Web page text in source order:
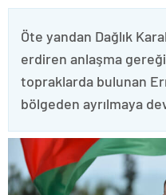
Öte yandan Dağlık
erdiren anlaşma
topraklarda bulunan
bölgeden ayrılmaya